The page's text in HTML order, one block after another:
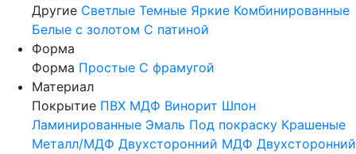
Другие Светлые Темные Яркие Комбинированные
Белые с золотом С патиной
Форма
Форма Простые С фрамугой
Материал
Покрытие ПВХ МДФ Винорит Шпон
Ламинированные Эмаль Под покраску Крашеные
Металл/МДФ Двухсторонний МДФ Двухсторонний